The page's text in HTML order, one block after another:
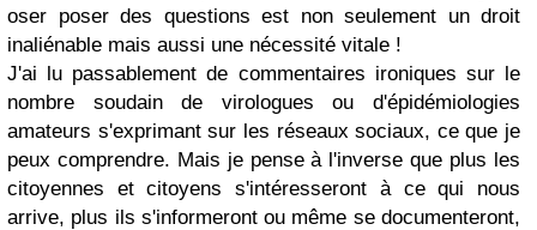
oser poser des questions est non seulement un droit
inaliénable mais aussi une nécessité vitale !
J'ai lu passablement de commentaires ironiques sur le
nombre soudain de virologues ou d'épidémiologies
amateurs s'exprimant sur les réseaux sociaux, ce que je
peux comprendre. Mais je pense à l'inverse que plus les
citoyennes et citoyens s'intéresseront à ce qui nous
arrive, plus ils s'informeront ou même se documenteront,